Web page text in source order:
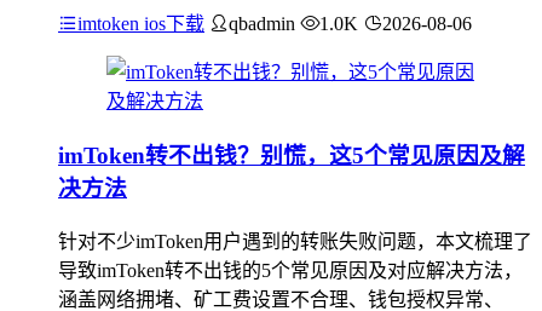
imtoken ios下载 qbadmin 1.0K 2026-08-06
imToken转不出钱？别慌，这5个常见原因及解
决方法
针对不少imToken用户遇到的转账失败问题，本文梳理了
导致imToken转不出钱的5个常见原因及对应解决方法，
涵盖网络拥堵、矿工费设置不合理、钱包授权异常、